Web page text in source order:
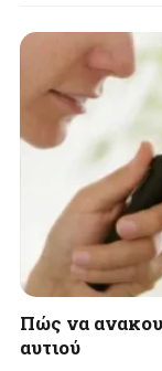
Πώς να
αυτιού